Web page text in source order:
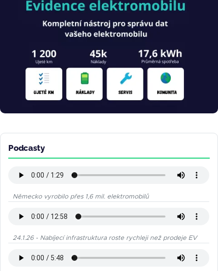
Podcasty
Německo vyrobilo přes 1,6 mil. elektromobilů
24.1.26 - Nabíjecí infrastruktura roste rychleji než prodeje EV